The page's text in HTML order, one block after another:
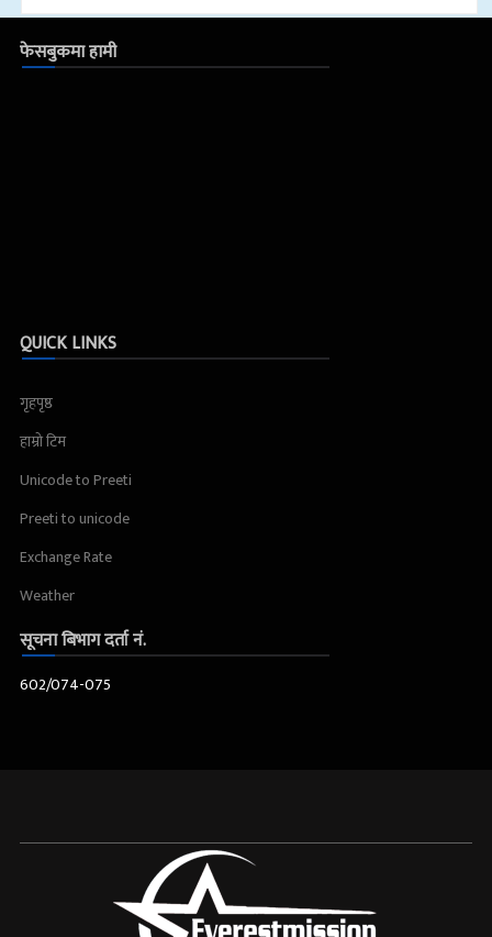
फेसबुकमा हामी
QUICK LINKS
गृहपृष्ठ
हाम्रो टिम
Unicode to Preeti
Preeti to unicode
Exchange Rate
Weather
सूचना बिभाग दर्ता नं.
602/074-075